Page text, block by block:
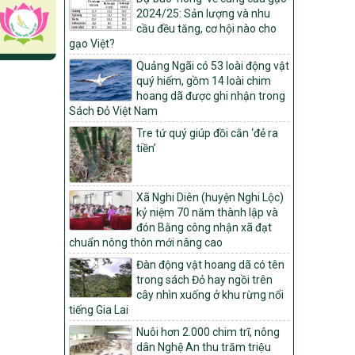
Môi trường
Quyết định số: 26/2026/QĐ-TTg
Quyết định ban hành Bộ tiêu chí và quy
trình đánh giá, phân hạng sản phẩm Mỗi
xã một sản phẩm
số: 19/2026/QĐ-TTg
Quy định điều kiện, trình tự, thủ tục, hồ sơ
xét, công nhận, công bố và thu hồi quyết
định công nhận xã đạt chuẩn nông thôn
mới, xã đạt nông thôn mới hiện đại và
tỉnh, thành phố hoàn thành nhiệm vụ xây
dựng nông thôn mới giai đoạn 2026 –
2030
Quyết định số 16/2026/QĐ-TTg
Quy định nguyên tắc, tiêu chí, định mức
phân bổ ngân sách trung ương và tỉ lệ
vốn đối ứng ngân sách của địa phương
thực hiện Chương trình mục tiêu quốc gia
xây dựng nông thôn mới, giảm nghèo
bền vững và phát triển kinh tế – xã hội
vùng đồng bào dân tộc thiểu số và miền
2024/25: Sản lượng và nhu
cầu đều tăng, cơ hội nào cho
gạo Việt?
Quảng Ngãi có 53 loài động vật
quý hiếm, gồm 14 loài chim
hoang dã được ghi nhận trong
Sách Đỏ Việt Nam
Tre tứ quý giúp đồi cằn ‘đẻ ra
tiền’
Xã Nghi Diên (huyện Nghi Lộc)
kỷ niệm 70 năm thành lập và
đón Bằng công nhận xã đạt
chuẩn nông thôn mới nâng cao
Đàn động vật hoang dã có tên
trong sách Đỏ hay ngồi trên
cây nhìn xuống ở khu rừng nổi
tiếng Gia Lai
Nuôi hơn 2.000 chim trĩ, nông
dân Nghệ An thu trăm triệu